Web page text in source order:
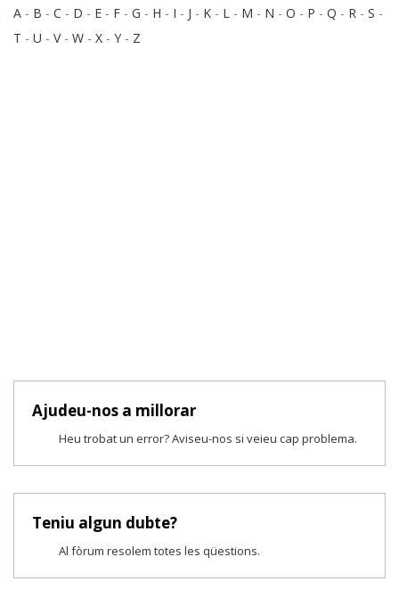
A - B - C - D - E - F - G - H - I - J - K - L - M - N - O - P - Q - R - S -
T - U - V- W - X - Y - Z
Ajudeu-nos a millorar
Heu trobat un error? Aviseu-nos si veieu cap problema.
Teniu algun dubte?
Al fòrum resolem totes les qüestions.